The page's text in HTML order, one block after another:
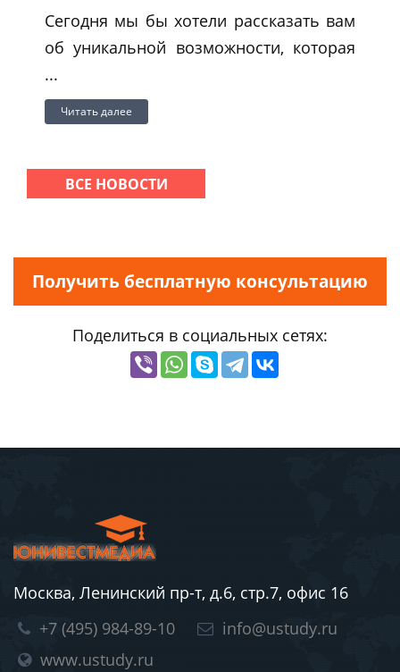
Сегодня мы бы хотели рассказать вам
об уникальной возможности, которая
...
Читать далее
ВСЕ НОВОСТИ
Получить бесплатную консультацию
Поделиться в социальных сетях:
Москва, Ленинский пр-т, д.6, стр.7, офис 16
+7 (495) 984-89-10
info@ustudy.ru
www.ustudy.ru